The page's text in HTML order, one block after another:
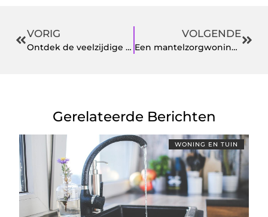
VORIG
Ontdek de veelzijdige mogelijkheden van gevelbelettering door professionals
VOLGENDE
Een mantelzorgwoning kopen die voldoet aan al uw wensen en eisen
Gerelateerde Berichten
WONING EN TUIN